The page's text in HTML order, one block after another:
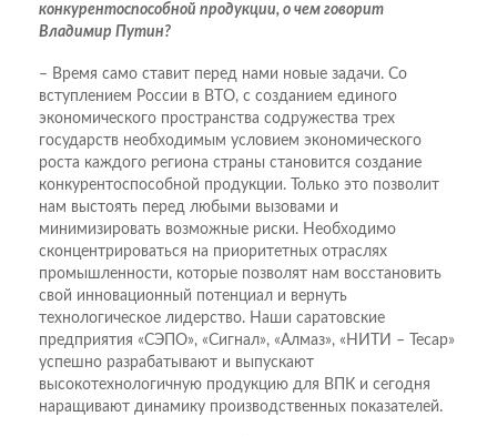
конкурентоспособной продукции, о чем говорит
Владимир Путин?
– Время само ставит перед нами новые задачи. Со
вступлением России в ВТО, с созданием единого
экономического пространства содружества трех
государств необходимым условием экономического
роста каждого региона страны становится создание
конкурентоспособной продукции. Только это позволит
нам выстоять перед любыми вызовами и
минимизировать возможные риски. Необходимо
сконцентрироваться на приоритетных отраслях
промышленности, которые позволят нам восстановить
свой инновационный потенциал и вернуть
технологическое лидерство. Наши саратовские
предприятия «СЭПО», «Сигнал», «Алмаз», «НИТИ – Тесар»
успешно разрабатывают и выпускают
высокотехнологичную продукцию для ВПК и сегодня
наращивают динамику производственных показателей.